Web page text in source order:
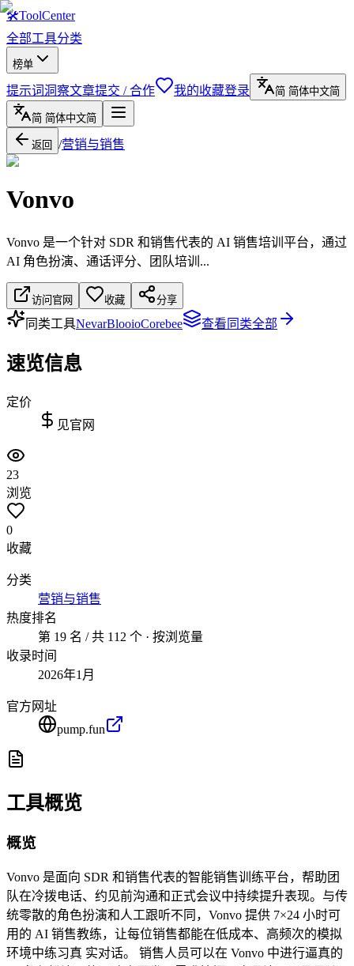
🛠ToolCenter
全部工具分类
榜单
提示词洞察文章提交 / 合作 我的收藏登录 简 简体中文简
简 简体中文简
返回 /营销与销售
Vonvo
Vonvo 是一个针对 SDR 和销售代表的 AI 销售培训平台，通过
AI 角色扮演、通话评分、团队培训...
访问官网 收藏 分享
同类工具NevarBlooioCorebee 查看同类全部
速览信息
定价
见官网
23
浏览
0
收藏
分类
营销与销售
热度排名
第 19 名 / 共 112 个 · 按浏览量
收录时间
2026年1月
官方网址
pump.fun
工具概览
概览
Vonvo 是面向 SDR 和销售代表的智能销售训练平台，帮助团
队在冷拨电话、约见前沟通和正式会议中持续提升表现。与传
统零散的角色扮演和人工跟听不同，Vonvo 提供 7×24 小时可
用的 AI 销售教练，让每位销售都能在低成本、高频次的模拟
环境中练习真 实对话。 销售人员可以在 Vonvo 中进行逼真的